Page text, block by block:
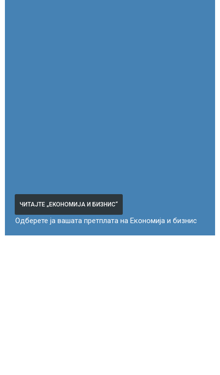
ЧИТАЈТЕ „ЕКОНОМИЈА И БИЗНИС“
Одберете ја вашата претплата на Економија и бизнис